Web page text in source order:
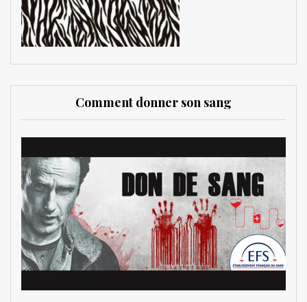
Comment donner son sang